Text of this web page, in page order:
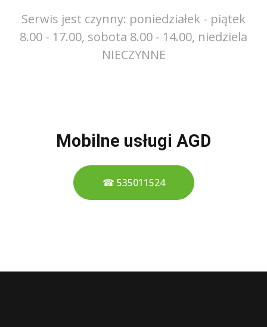
Serwis jest czynny: poniedziałek - piątek
8.00 - 17.00, sobota 8.00 - 14.00, niedziela
NIECZYNNE
Mobilne usługi AGD
☎ 535011524